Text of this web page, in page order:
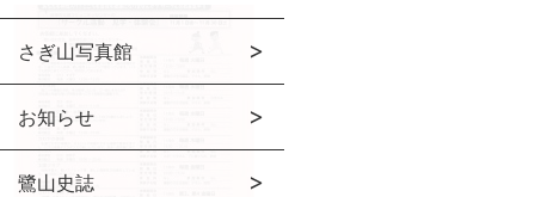
さぎ山写真館
お知らせ
鷺山史誌